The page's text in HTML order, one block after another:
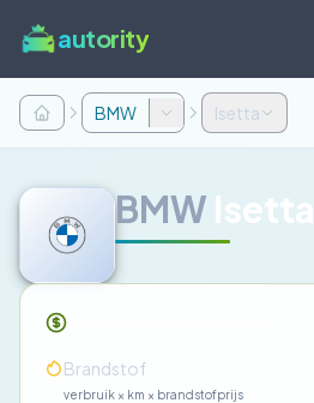
autority
BMW Isetta
BMW Isetta
Brandstof
verbruik × km × brandstofprijs